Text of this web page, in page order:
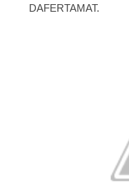
DAFERTAMAT.